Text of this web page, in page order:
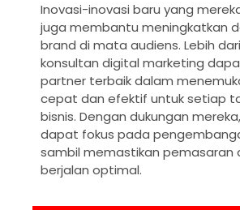
Inovasi-inovasi baru yang
juga membantu meningkatkan
brand di mata audiens. Lebih
konsultan digital marketing
partner terbaik dalam
cepat dan efektif untuk setiap
bisnis. Dengan dukungan
dapat fokus pada
sambil memastikan pemasaran
berjalan optimal.